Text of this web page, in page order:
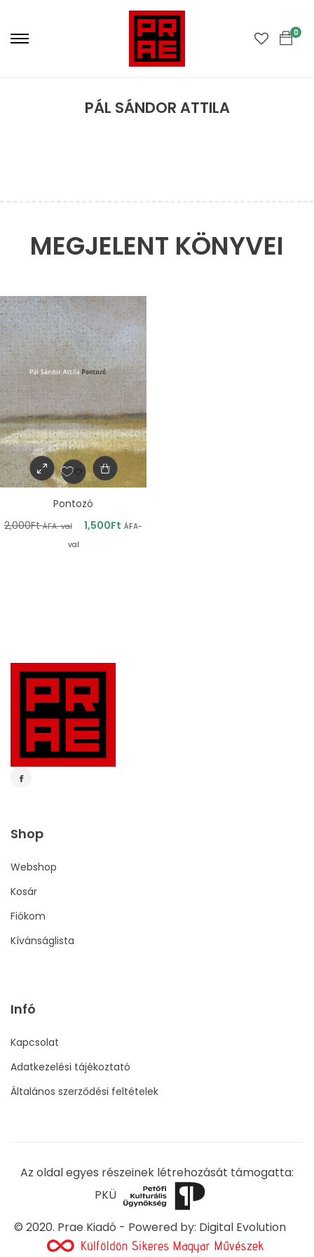
0
PÁL SÁNDOR ATTILA
MEGJELENT KÖNYVEI
Pontozó
2,000Ft ÁFA-val 1,500Ft ÁFA-
val
Shop
Webshop
Kosár
Fiókom
Kívánságlista
Infó
Kapcsolat
Adatkezelési tájékoztató
Általános szerződési feltételek
Az oldal egyes részeinek létrehozását támogatta:
PKÜ
© 2020. Prae Kiadó - Powered by: Digital Evolution